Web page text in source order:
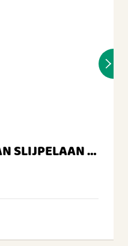
BURGEMEESTER VAN SLIJPELAAN 33 A